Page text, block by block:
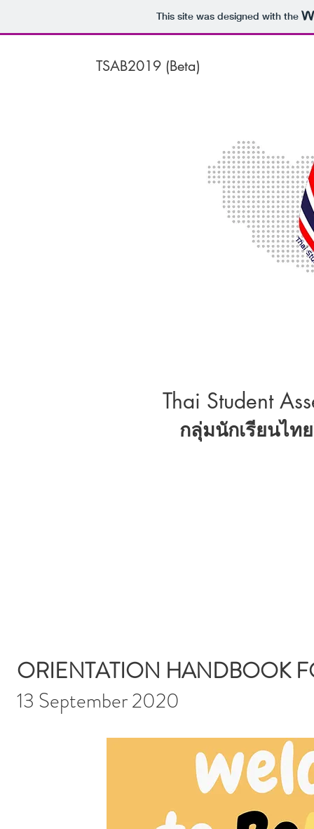
This site was designed with the
TSAB2019 (Beta)
Thai Student
กลุ่มนักเรียนไทย
ORIENTATION HANDBOOK
13 September 2020